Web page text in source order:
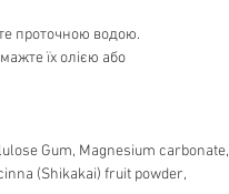
проточною водою.
їх олією або
Gum, Magnesium carbonate,
(Shikakai) fruit powder,